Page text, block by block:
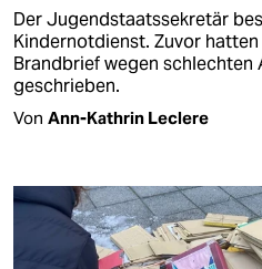
Der Jugendstaatssekretär
Kindernotdienst. Zuvor
Brandbrief wegen
geschrieben.
Von Ann-Kathrin Leclere